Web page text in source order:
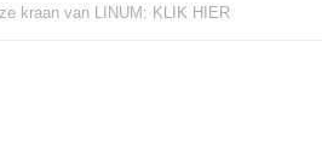
kraan van LINUM: KLIK HIER